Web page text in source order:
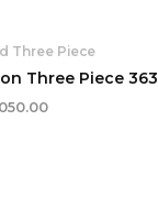
Three Piece
Three Piece 363